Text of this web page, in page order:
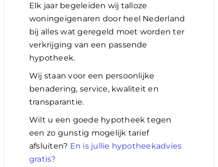
Elk jaar begeleiden wij talloze
woningeigenaren door heel Nederland
bij alles wat geregeld moet worden ter
verkrijging van een passende
hypotheek.
Wij staan voor een persoonlijke
benadering, service, kwaliteit en
transparantie.
Wilt u een goede hypotheek tegen
een zo gunstig mogelijk tarief
afsluiten? En is jullie hypotheekadvies
gratis?